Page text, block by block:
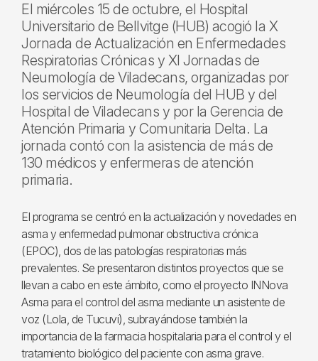
El miércoles 15 de octubre, el Hospital
Universitario de Bellvitge (HUB) acogió la X
Jornada de Actualización en Enfermedades
Respiratorias Crónicas y XI Jornadas de
Neumología de Viladecans, organizadas por
los servicios de Neumología del HUB y del
Hospital de Viladecans y por la Gerencia de
Atención Primaria y Comunitaria Delta. La
jornada contó con la asistencia de más de
130 médicos y enfermeras de atención
primaria.
El programa se centró en la actualización y novedades en
asma y enfermedad pulmonar obstructiva crónica
(EPOC), dos de las patologías respiratorias más
prevalentes. Se presentaron distintos proyectos que se
llevan a cabo en este ámbito, como el proyecto INNova
Asma para el control del asma mediante un asistente de
voz (Lola, de Tucuvi), subrayándose también la
importancia de la farmacia hospitalaria para el control y el
tratamiento biológico del paciente con asma grave.